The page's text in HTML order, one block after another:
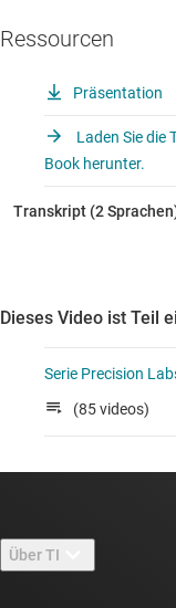
Ressourcen
Präsentation
Laden Sie die
Book herunter.
Dieses Video ist Teil
Serie Precision
(85 videos)
Über TI